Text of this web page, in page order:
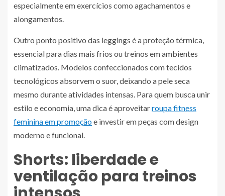
especialmente em exercícios como agachamentos e
alongamentos.
Outro ponto positivo das leggings é a proteção térmica,
essencial para dias mais frios ou treinos em ambientes
climatizados. Modelos confeccionados com tecidos
tecnológicos absorvem o suor, deixando a pele seca
mesmo durante atividades intensas. Para quem busca unir
estilo e economia, uma dica é aproveitarroupa fitness
feminina em promoçãoe investir em peças com design
moderno e funcional.
Shorts: liberdade e
ventilação para treinos